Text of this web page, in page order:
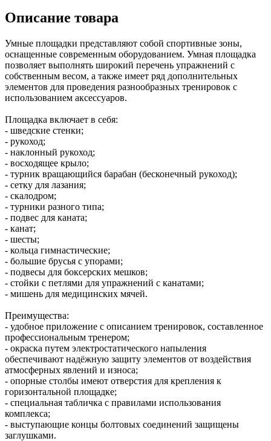
Описание товара
Умные площадки представляют собой спортивные зоны,
оснащенные современным оборудованием. Умная площадка
позволяет выполнять широкий перечень упражнений с
собственным весом, а также имеет ряд дополнительных
элементов для проведения разнообразных тренировок с
использованием аксессуаров.
Площадка включает в себя:
- шведские стенки;
- рукоход;
- наклонный рукоход;
- восходящее крыло;
- турник вращающийся барабан (бесконечный рукоход);
- сетку для лазания;
- скалодром;
- турники разного типа;
- подвес для каната;
- канат;
- шесты;
- кольца гимнастические;
- большие брусья с упорами;
- подвесы для боксерских мешков;
- стойки с петлями для упражнений с канатами;
- мишень для медицинских мячей.
Преимущества:
- удобное приложение с описанием тренировок, составленное
профессиональным тренером;
- окраска путем электростатического напыления
обеспечивают надёжную защиту элементов от воздействия
атмосферных явлений и износа;
- опорные столбы имеют отверстия для крепления к
горизонтальной площадке;
- специальная табличка с правилами использования
комплекса;
- выступающие концы болтовых соединений защищены
заглушками.